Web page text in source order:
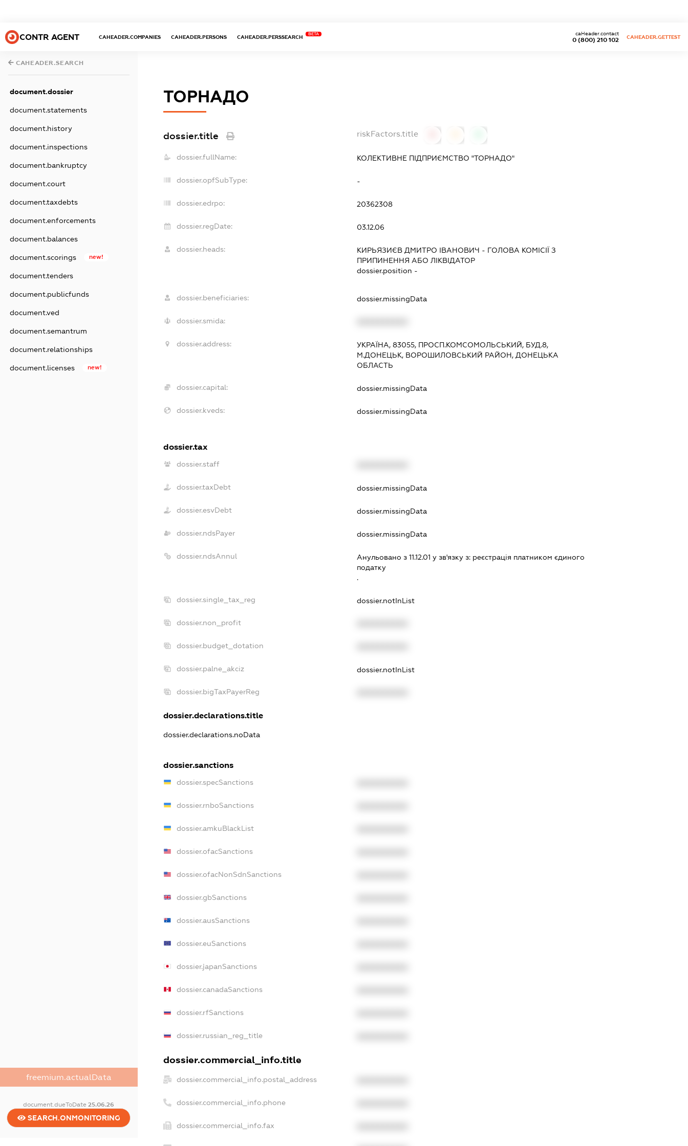
CONTR AGENT CAHEADER.COMPANIES CAHEADER.PERSONS CAHEADER.PERSSEARCH
BETA
0 (800) 210 102
caHeader.contact
CAHEADER.GETTEST
CAHEADER.SEARCH
document.dossier
document.statements
document.history
document.inspections
document.bankruptcy
document.court
document.taxdebts
document.enforcements
document.balances
document.scorings new!
document.tenders
document.publicfunds
document.ved
document.semantrum
document.relationships
document.licenses new!
freemium.actualData
document.dueToDate25.06.26
SEARCH.ONMONITORING
ТОРНАДО
dossier.title riskFactors.title
dossier.fullName: КОЛЕКТИВНЕ ПІДПРИЄМСТВО "ТОРНАДО"
dossier.opfSubType: -
dossier.edrpo: 20362308
dossier.regDate: 03.12.06
dossier.heads: КИРЬЯЗИЄВ ДМИТРО ІВАНОВИЧ - ГОЛОВА КОМІСІЇ З
ПРИПИНЕННЯ АБО ЛІКВІДАТОР
dossier.position -
dossier.beneficiaries: dossier.missingData
dossier.smida:
dossier.address:
УКРАЇНА, 83055, ПРОСП.КОМСОМОЛЬСЬКИЙ, БУД.8,
М.ДОНЕЦЬК, ВОРОШИЛОВСЬКИЙ РАЙОН, ДОНЕЦЬКА
ОБЛАСТЬ
dossier.capital: dossier.missingData
dossier.kveds: dossier.missingData
dossier.tax
dossier.staff
dossier.taxDebt dossier.missingData
dossier.esvDebt dossier.missingData
dossier.ndsPayer dossier.missingData
dossier.ndsAnnul Анульовано з 11.12.01 у зв'язку з: реєстрацiя платником єдиного
податку
.
dossier.single_tax_reg dossier.notInList
dossier.non_profit
dossier.budget_dotation
dossier.palne_akciz dossier.notInList
dossier.bigTaxPayerReg
dossier.declarations.title
dossier.declarations.noData
dossier.sanctions
dossier.specSanctions
dossier.rnboSanctions
dossier.amkuBlackList
dossier.ofacSanctions
dossier.ofacNonSdnSanctions
dossier.gbSanctions
dossier.ausSanctions
dossier.euSanctions
dossier.japanSanctions
dossier.canadaSanctions
dossier.rfSanctions
dossier.russian_reg_title
dossier.commercial_info.title
dossier.commercial_info.postal_address
dossier.commercial_info.phone
dossier.commercial_info.fax